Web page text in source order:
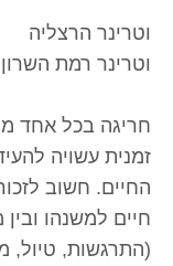
וטרינר הרצליה
וטרינר רמת השרון
חריגה בכל אחד
זמנית עשויה
החיים. חשוב
חיים למשנהו
(התרגשות, טיול,